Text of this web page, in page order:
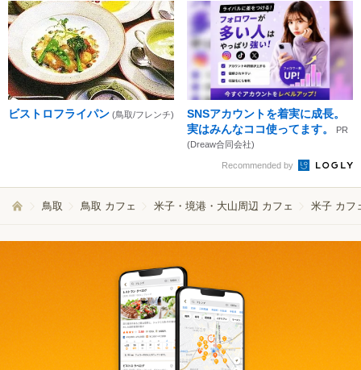
ビストロフライパン (鳥取/フレンチ)
SNSアカウントを着実に成長。
実はみんなココ使ってます。
PR
(Dreaw合同会社)
Recommended by
鳥取 鳥取 カフェ 米子・境港・大山周辺 カフェ 米子 カフ